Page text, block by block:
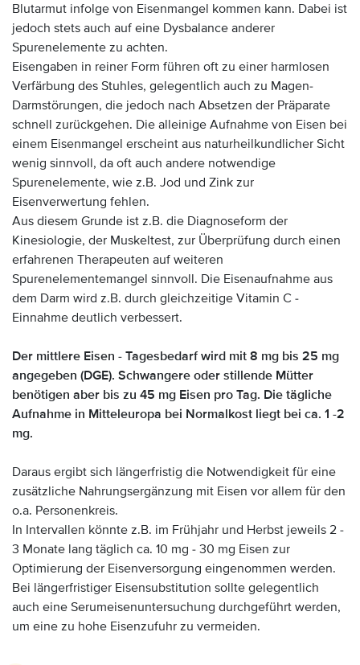
Blutarmut infolge von Eisenmangel kommen kann. Dabei ist
jedoch stets auch auf eine Dysbalance anderer
Spurenelemente zu achten.
Eisengaben in reiner Form führen oft zu einer harmlosen
Verfärbung des Stuhles, gelegentlich auch zu Magen-
Darmstörungen, die jedoch nach Absetzen der Präparate
schnell zurückgehen. Die alleinige Aufnahme von Eisen bei
einem Eisenmangel erscheint aus naturheilkundlicher Sicht
wenig sinnvoll, da oft auch andere notwendige
Spurenelemente, wie z.B. Jod und Zink zur
Eisenverwertung fehlen.
Aus diesem Grunde ist z.B. die Diagnoseform der
Kinesiologie, der Muskeltest, zur Überprüfung durch einen
erfahrenen Therapeuten auf weiteren
Spurenelementemangel sinnvoll. Die Eisenaufnahme aus
dem Darm wird z.B. durch gleichzeitige Vitamin C -
Einnahme deutlich verbessert.
Der mittlere Eisen - Tagesbedarf wird mit 8 mg bis 25 mg
angegeben (DGE). Schwangere oder stillende Mütter
benötigen aber bis zu 45 mg Eisen pro Tag. Die tägliche
Aufnahme in Mitteleuropa bei Normalkost liegt bei ca. 1 -2
mg.
Daraus ergibt sich längerfristig die Notwendigkeit für eine
zusätzliche Nahrungsergänzung mit Eisen vor allem für den
o.a. Personenkreis.
In Intervallen könnte z.B. im Frühjahr und Herbst jeweils 2 -
3 Monate lang täglich ca. 10 mg - 30 mg Eisen zur
Optimierung der Eisenversorgung eingenommen werden.
Bei längerfristiger Eisensubstitution sollte gelegentlich
auch eine Serumeisenuntersuchung durchgeführt werden,
um eine zu hohe Eisenzufuhr zu vermeiden.